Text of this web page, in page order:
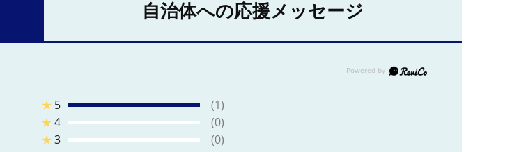
自治体への応援メッセージ
★ 5
(1)
★4
(0)
★3
(0)